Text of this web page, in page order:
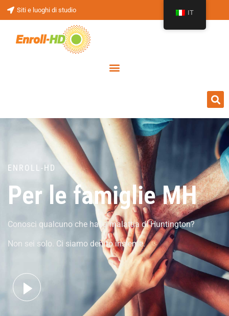
Siti e luoghi di studio
ENROLL-HD
Per le famiglie MH
Conosci qualcuno che ha la malattia di Huntington?
Non sei solo. Ci siamo dentro insieme.
IT